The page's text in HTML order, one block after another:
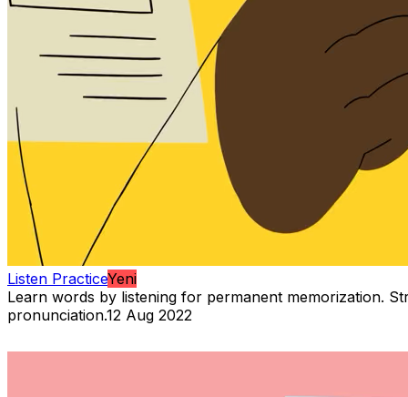
Listen PracticeYeni
Learn words by listening for permanent memorization.
pronunciation.12 Aug 2022